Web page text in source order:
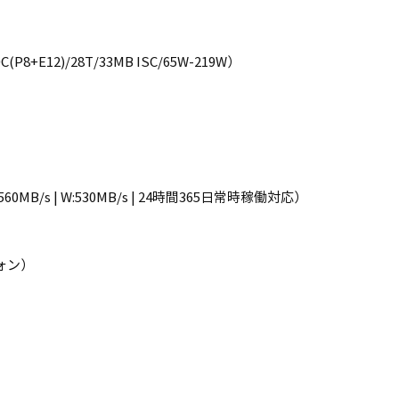
28T/33MB ISC/65W-219W）
s | W:530MB/s | 24時間365日常時稼働対応）
）